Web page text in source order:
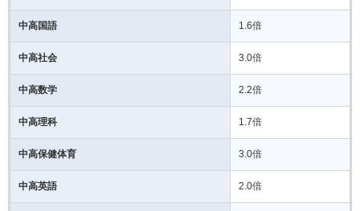
中高国語 1.6倍
中高社会 3.0倍
中高数学 2.2倍
中高理科 1.7倍
中高保健体育 3.0倍
中高英語 2.0倍